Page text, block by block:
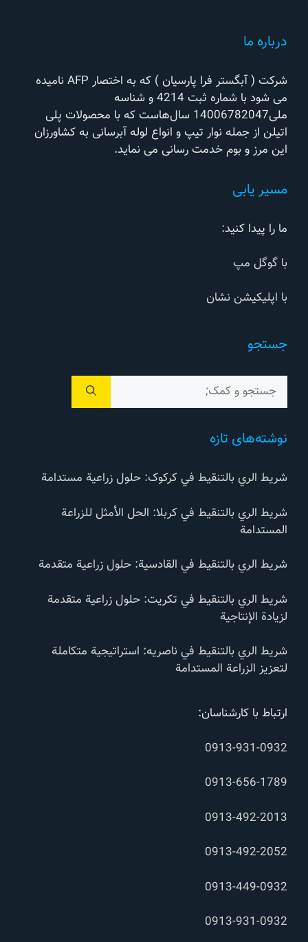
درباره ما
شرکت ( آبگستر فرا پارسیان ) که به اختصار AFP نامیده
می شود با شماره ثبت 4214 و شناسه
ملی14006782047 سال‌هاست که با محصولات پلی
اتیلن از جمله نوار تیپ و انواع لوله آبرسانی به کشاورزان
این مرز و بوم خدمت رسانی می نماید.
مسیر یابی
ما را پیدا کنید:
با گوگل مپ
با اپلیکیشن نشان
جستجو
برای:
نوشته‌های تازه
شريط الري بالتنقيط في کرکوک: حلول زراعية مستدامة
شريط الري بالتنقيط في كربلا: الحل الأمثل للزراعة
المستدامة
شريط الري بالتنقيط في القادسية: حلول زراعية متقدمة
شريط الري بالتنقيط في تكريت: حلول زراعية متقدمة
لزيادة الإنتاجية
شريط الري بالتنقيط في ناصریه: استراتيجية متكاملة
لتعزيز الزراعة المستدامة
ارتباط با کارشناسان:
0913-931-0932
0913-656-1789
0913-492-2013
0913-492-2052
0913-449-0932
0913-931-0932